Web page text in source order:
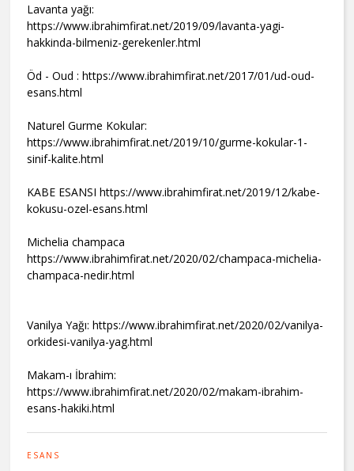
Lavanta yağı:
https://www.ibrahimfirat.net/2019/09/lavanta-yagi-
hakkinda-bilmeniz-gerekenler.html
Öd - Oud : https://www.ibrahimfirat.net/2017/01/ud-oud-
esans.html
Naturel Gurme Kokular:
https://www.ibrahimfirat.net/2019/10/gurme-kokular-1-
sinif-kalite.html
KABE ESANSI https://www.ibrahimfirat.net/2019/12/kabe-
kokusu-ozel-esans.html
Michelia champaca
https://www.ibrahimfirat.net/2020/02/champaca-michelia-
champaca-nedir.html
Vanilya Yağı: https://www.ibrahimfirat.net/2020/02/vanilya-
orkidesi-vanilya-yag.html
Makam-ı İbrahim:
https://www.ibrahimfirat.net/2020/02/makam-ibrahim-
esans-hakiki.html
ESANS